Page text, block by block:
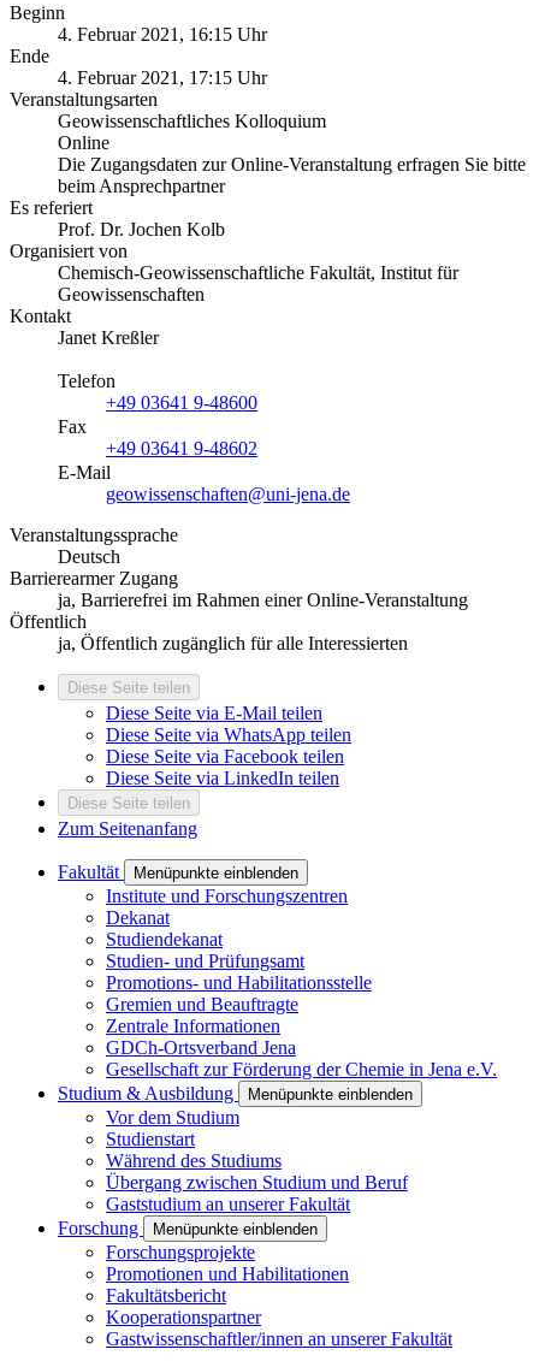
Beginn
4. Februar 2021, 16:15 Uhr
Ende
4. Februar 2021, 17:15 Uhr
Veranstaltungsarten
Geowissenschaftliches Kolloquium
Online
Die Zugangsdaten zur Online-Veranstaltung erfragen Sie bitte
beim Ansprechpartner
Es referiert
Prof. Dr. Jochen Kolb
Organisiert von
Chemisch-Geowissenschaftliche Fakultät, Institut für
Geowissenschaften
Kontakt
Janet Kreßler
Telefon
+49 03641 9-48600
Fax
+49 03641 9-48602
E-Mail
geowissenschaften@uni-jena.de
Veranstaltungssprache
Deutsch
Barrierearmer Zugang
ja, Barrierefrei im Rahmen einer Online-Veranstaltung
Öffentlich
ja, Öffentlich zugänglich für alle Interessierten
Diese Seite teilen
Diese Seite via E-Mail teilen
Diese Seite via WhatsApp teilen
Diese Seite via Facebook teilen
Diese Seite via LinkedIn teilen
Diese Seite teilen
Zum Seitenanfang
Fakultät Menüpunkte einblenden
Institute und Forschungszentren
Dekanat
Studiendekanat
Studien- und Prüfungsamt
Promotions- und Habilitationsstelle
Gremien und Beauftragte
Zentrale Informationen
GDCh-Ortsverband Jena
Gesellschaft zur Förderung der Chemie in Jena e.V.
Studium & Ausbildung
Menüpunkte einblenden
Vor dem Studium
Studienstart
Während des Studiums
Übergang zwischen Studium und Beruf
Gaststudium an unserer Fakultät
Forschung
Menüpunkte einblenden
Forschungsprojekte
Promotionen und Habilitationen
Fakultätsbericht
Kooperationspartner
Gastwissenschaftler/innen an unserer Fakultät